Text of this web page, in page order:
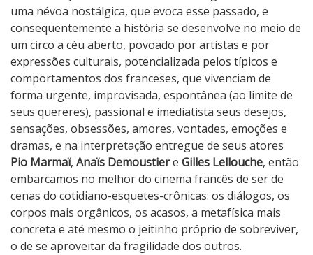
uma névoa nostálgica, que evoca esse passado, e
consequentemente a história se desenvolve no meio de
um circo a céu aberto, povoado por artistas e por
expressões culturais, potencializada pelos típicos e
comportamentos dos franceses, que vivenciam de
forma urgente, improvisada, espontânea (ao limite de
seus quereres), passional e imediatista seus desejos,
sensações, obsessões, amores, vontades, emoções e
dramas, e na interpretação entregue de seus atores
Pio Marmaï, Anaïs Demoustiere Gilles Lellouche, então
embarcamos no melhor do cinema francês de ser de
cenas do cotidiano-esquetes-crônicas: os diálogos, os
corpos mais orgânicos, os acasos, a metafísica mais
concreta e até mesmo o jeitinho próprio de sobreviver,
o de se aproveitar da fragilidade dos outros.